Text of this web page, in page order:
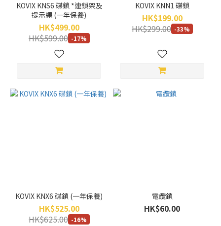
KOVIX KNS6 碟鎖 *連鎖架及
提示繩 (一年保養)
HK$499.00
HK$599.00 -17%
KOVIX KNN1 碟鎖
HK$199.00
HK$299.00 -33%
KOVIX KNX6 碟鎖 (一年保養)
HK$525.00
HK$625.00 -16%
電纜鎖
HK$60.00